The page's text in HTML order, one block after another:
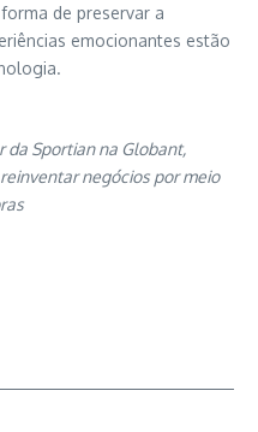
de preservar a
emocionantes estão
da Sportian na Globant,
negócios por meio